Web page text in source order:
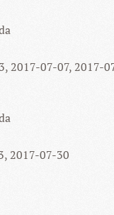
2017-07-07, 2017-
2017-07-30